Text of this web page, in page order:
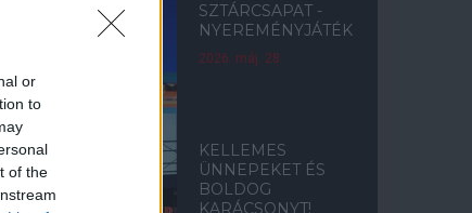
or
to
of the
SZTÁRCSAPAT -
NYEREMÉNYJÁTÉK
2026. máj. 28.
KELLEMES
ÜNNEPEKET ÉS
BOLDOG
KARÁCSONYT!